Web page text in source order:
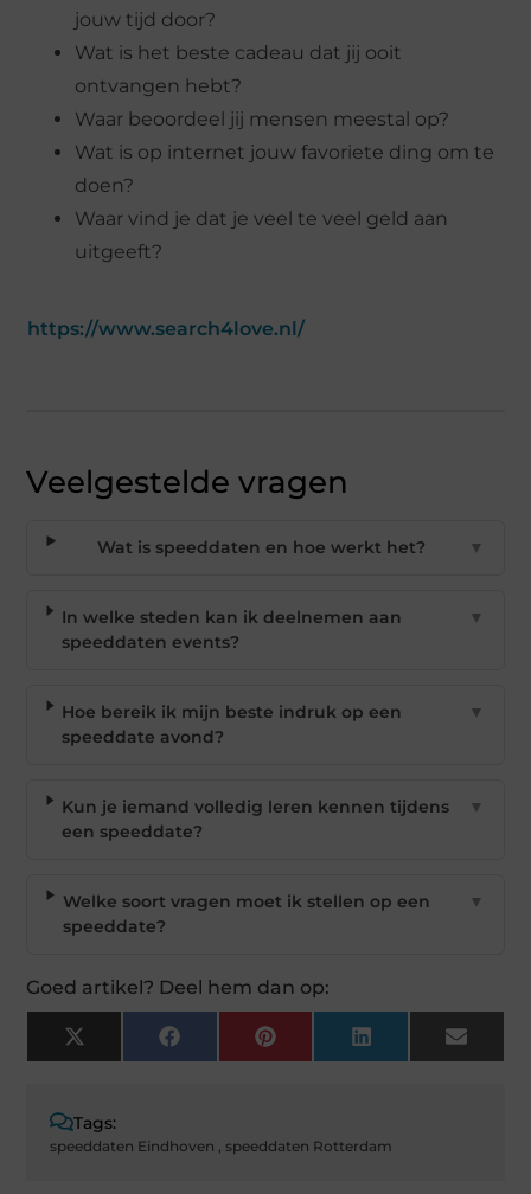
jouw tijd door?
Wat is het beste cadeau dat jij ooit
ontvangen hebt?
Waar beoordeel jij mensen meestal op?
Wat is op internet jouw favoriete ding om te
doen?
Waar vind je dat je veel te veel geld aan
uitgeeft?
https://www.search4love.nl/
Veelgestelde vragen
Wat is speeddaten en hoe werkt het? ▼
In welke steden kan ik deelnemen aan
speeddaten events?
▼
Hoe bereik ik mijn beste indruk op een
speeddate avond?
▼
Kun je iemand volledig leren kennen tijdens
een speeddate?
▼
Welke soort vragen moet ik stellen op een
speeddate?
▼
Goed artikel? Deel hem dan op:
X
(Twitter)
Facebook Pinterest LinkedIn Email
Tags:
speeddaten Eindhoven ,speeddaten Rotterdam